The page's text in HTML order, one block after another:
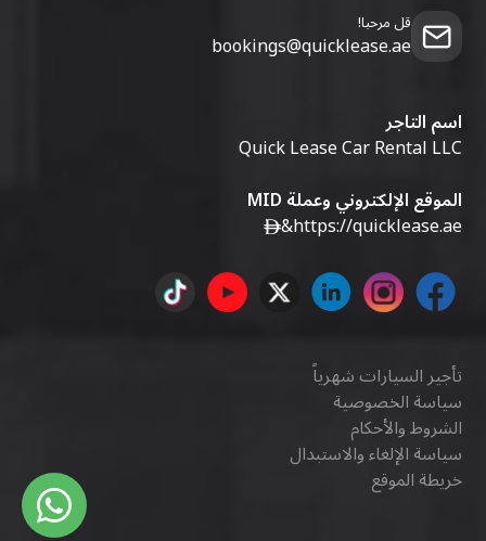
قل مرحبا!
bookings@quicklease.ae
اسم التاجر
Quick Lease Car Rental LLC
الموقع الإلكتروني وعملة MID
https://quicklease.ae
&
تأجير السيارات شهرياً
سياسة الخصوصية
الشروط والأحكام
سياسة الإلغاء والاستبدال
خريطة الموقع